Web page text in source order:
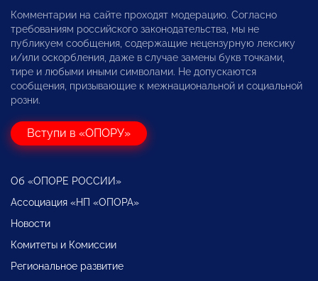
Комментарии на сайте проходят модерацию. Согласно
требованиям российского законодательства, мы не
публикуем сообщения, содержащие нецензурную лексику
и/или оскорбления, даже в случае замены букв точками,
тире и любыми иными символами. Не допускаются
сообщения, призывающие к межнациональной и социальной
розни.
Вступи в «ОПОРУ»
Об «ОПОРЕ РОССИИ»
Ассоциация «НП «ОПОРА»
Новости
Комитеты и Комиссии
Региональное развитие